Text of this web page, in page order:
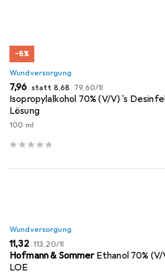
−8%
Wundversorgung
EUR
7,96 statt EUR
8,68 EUR
79,60/1l
Isopropylalkohol 70% (V/V) 's
Lösung
100 ml
Wundversorgung
EUR
11,32 EUR
113,20/1l
Hofmann & Sommer Ethanol 70%
LOE